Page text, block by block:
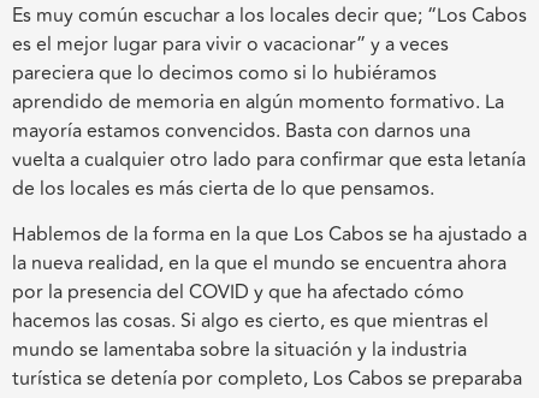
Es muy común escuchar a los locales decir que; “Los Cabos
es el mejor lugar para vivir o vacacionar” y a veces
pareciera que lo decimos como si lo hubiéramos
aprendido de memoria en algún momento formativo. La
mayoría estamos convencidos. Basta con darnos una
vuelta a cualquier otro lado para confirmar que esta letanía
de los locales es más cierta de lo que pensamos.
Hablemos de la forma en la que Los Cabos se ha ajustado a
la nueva realidad, en la que el mundo se encuentra ahora
por la presencia del COVID y que ha afectado cómo
hacemos las cosas. Si algo es cierto, es que mientras el
mundo se lamentaba sobre la situación y la industria
turística se detenía por completo, Los Cabos se preparaba